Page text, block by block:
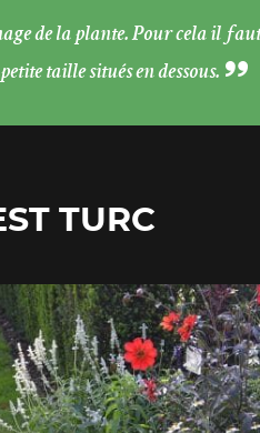
de la plante. Pour cela il faut
taille situés en dessous.
TURC